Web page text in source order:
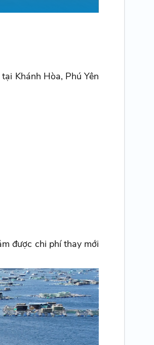
Khánh Hòa, Phú Yên
được chi phí thay mới